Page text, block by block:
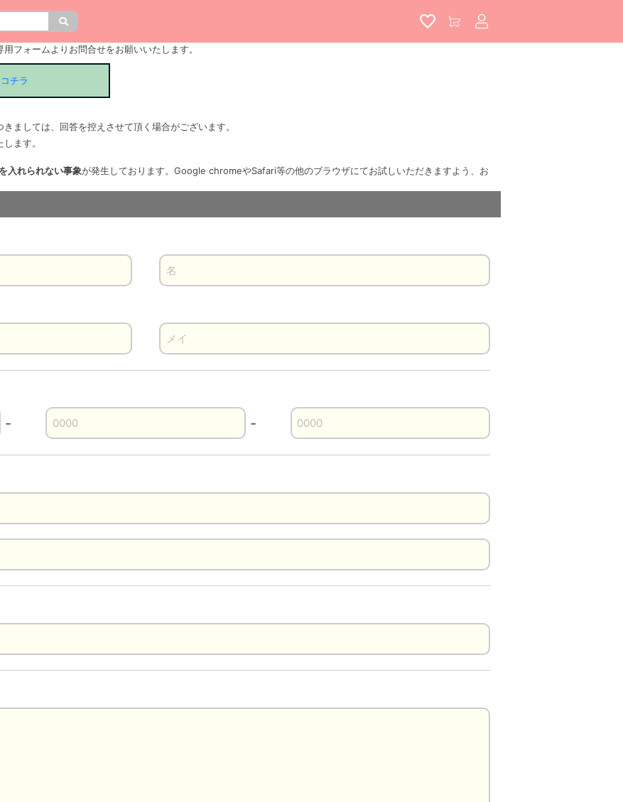
フォームよりお問合せをお願いいたします。
チラ
ましては、回答を控えさせて頂く場合がございます。
ます。
入れられない事象が発生しております。Google chromeやSafari等の他のブラウザにてお試しいただきますよう、お